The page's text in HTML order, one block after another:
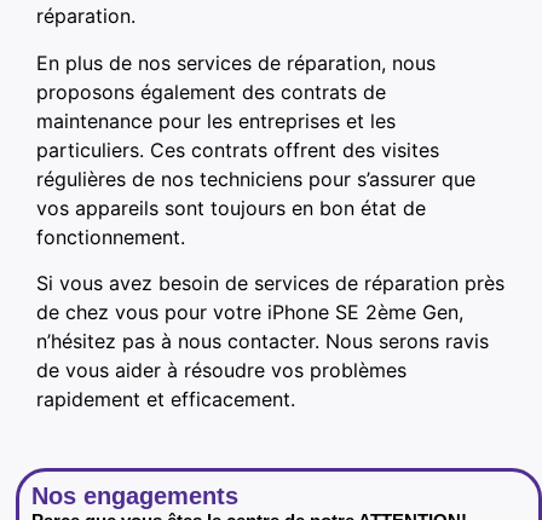
réparation.
En plus de nos services de réparation, nous
proposons également des contrats de
maintenance pour les entreprises et les
particuliers. Ces contrats offrent des visites
régulières de nos techniciens pour s’assurer que
vos appareils sont toujours en bon état de
fonctionnement.
Si vous avez besoin de services de réparation près
de chez vous pour votre iPhone SE 2ème Gen,
n’hésitez pas à nous contacter. Nous serons ravis
de vous aider à résoudre vos problèmes
rapidement et efficacement.
Nos engagements